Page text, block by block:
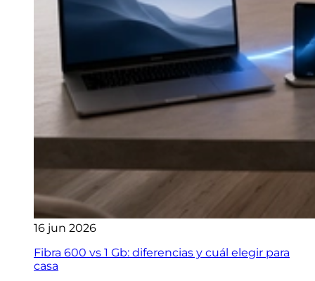
16 jun 2026
Fibra 600 vs 1 Gb: diferencias y cuál elegir para
casa